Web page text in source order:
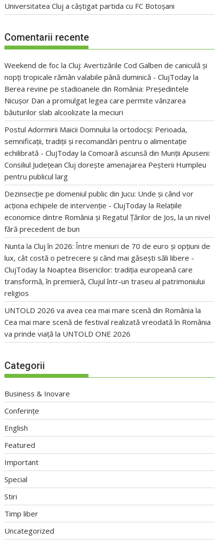
Universitatea Cluj a câștigat partida cu FC Botoșani
Comentarii recente
Weekend de foc la Cluj: Avertizările Cod Galben de caniculă și
nopți tropicale rămân valabile până duminică - ClujToday la
Berea revine pe stadioanele din România: Președintele
Nicușor Dan a promulgat legea care permite vânzarea
băuturilor slab alcoolizate la meciuri
Postul Adormirii Maicii Domnului la ortodocși: Perioada,
semnificații, tradiții și recomandări pentru o alimentație
echilibrată - ClujToday laComoară ascunsă din Munții Apuseni:
Consiliul Județean Cluj dorește amenajarea Peșterii Humpleu
pentru publicul larg
Dezinsecție pe domeniul public din Jucu: Unde și când vor
acționa echipele de intervenție - ClujToday la Relațiile
economice dintre România și Regatul Țărilor de Jos, la un nivel
fără precedent de bun
Nunta la Cluj în 2026: Între meniuri de 70 de euro și opțiuni de
lux, cât costă o petrecere și când mai găsești săli libere -
ClujToday la Noaptea Bisericilor: tradiția europeană care
transformă, în premieră, Clujul într-un traseu al patrimoniului
religios
UNTOLD 2026 va avea cea mai mare scenă din România la
Cea mai mare scenă de festival realizată vreodată în România
va prinde viață la UNTOLD ONE 2026
Categorii
Business & Inovare
Conferințe
English
Featured
Important
Special
Stiri
Timp liber
Uncategorized